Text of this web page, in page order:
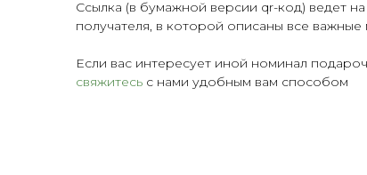
Ссылка (в бумажной версии qr-код) ведет
получателя, в которой описаны все
Если вас интересует иной номинал
свяжитесь с нами удобным вам способом